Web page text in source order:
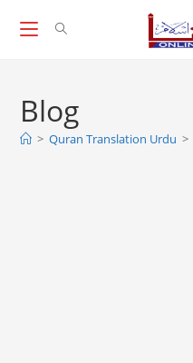
Blog
> Quran Translation Urdu >